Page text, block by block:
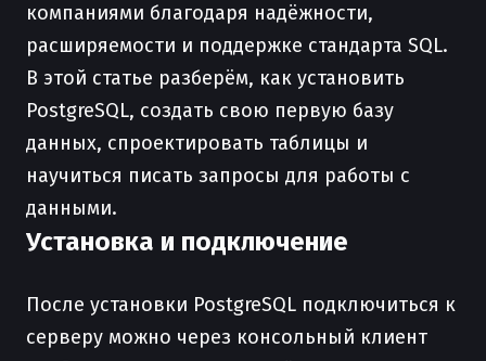
компаниями благодаря надёжности,
расширяемости и поддержке стандарта SQL.
В этой статье разберём, как установить
PostgreSQL, создать свою первую базу
данных, спроектировать таблицы и
научиться писать запросы для работы с
данными.
Установка и подключение
После установки PostgreSQL подключиться к
серверу можно через консольный клиент